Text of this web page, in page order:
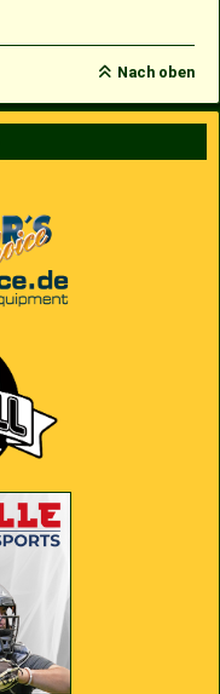
Nach oben